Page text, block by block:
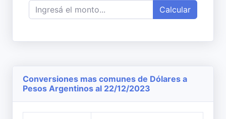
Calcular
Conversiones mas comunes de Dólares a
Pesos Argentinos al 22/12/2023